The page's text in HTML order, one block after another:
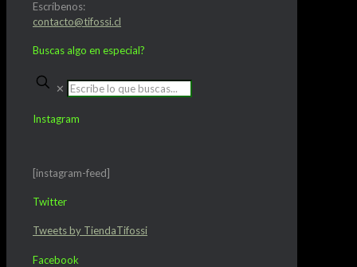
Escríbenos:
contacto@tifossi.cl
Buscas algo en especial?
✕
Instagram
[instagram-feed]
Twitter
Tweets by TiendaTifossi
Facebook